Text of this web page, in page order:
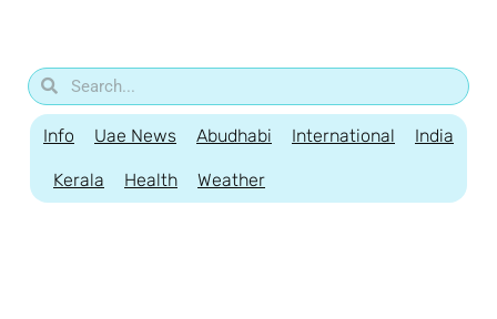
Info Uae News Abudhabi International India
Kerala Health Weather